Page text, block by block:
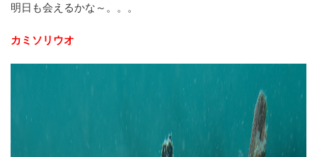
明日も会えるかな～。。。
カミソリウオ